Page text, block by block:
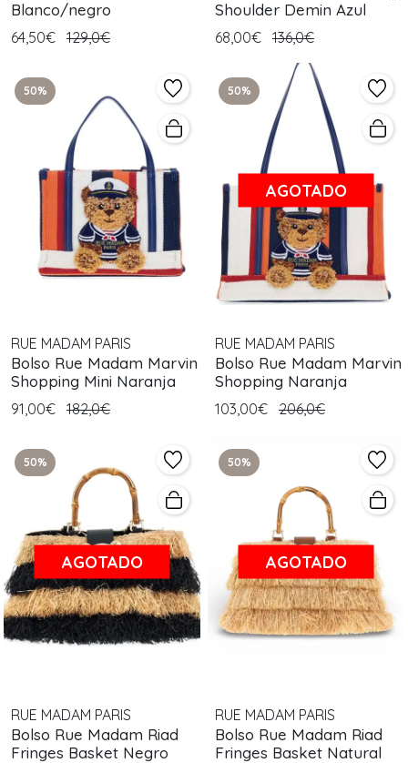
Blanco/negro
64,50€ 129,0€
Shoulder Demin Azul
68,00€ 136,0€
50%
RUE MADAM PARIS
Bolso Rue Madam Marvin
Shopping Mini Naranja
91,00€ 182,0€
50%
AGOTADO
RUE MADAM PARIS
Bolso Rue Madam Marvin
Shopping Naranja
103,00€ 206,0€
50%
AGOTADO
RUE MADAM PARIS
Bolso Rue Madam Riad
Fringes Basket Negro
50%
AGOTADO
RUE MADAM PARIS
Bolso Rue Madam Riad
Fringes Basket Natural